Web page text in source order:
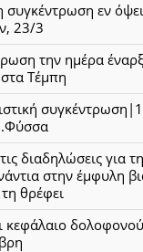
συγκέντρωση εν
23/3
την ημέρα
Τέμπη
διαδηλώσεις για
στην έμφυλη
θρέφει